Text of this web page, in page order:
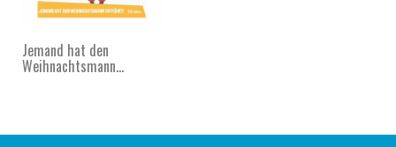
Jemand hat den
Weihnachtsmann...